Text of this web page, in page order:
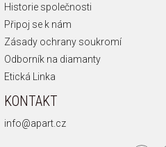
Historie společnosti
Připoj se k nám
Zásady ochrany soukromí
Odborník na diamanty
Etická Linka
KONTAKT
info@apart.cz